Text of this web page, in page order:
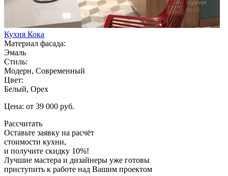
Кухня Кока
Материал фасада:
Эмаль
Стиль:
Модерн, Современный
Цвет:
Белый, Орех
Цена: от 39 000 руб.
Рассчитать
Оставьте заявку на расчёт
стоимости кухни,
и получите скидку 10%!
Лучшие мастера и дизайнеры уже готовы
приступить к работе над Вашим проектом